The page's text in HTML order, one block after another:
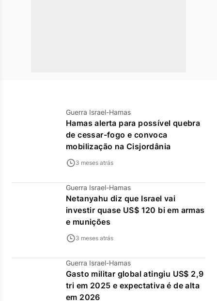
Guerra Israel-Hamas
Hamas alerta para possível quebra
de cessar-fogo e convoca
mobilização na Cisjordânia
3 meses atrás
Guerra Israel-Hamas
Netanyahu diz que Israel vai
investir quase US$ 120 bi em armas
e munições
3 meses atrás
Guerra Israel-Hamas
Gasto militar global atingiu US$ 2,9
tri em 2025 e expectativa é de alta
em 2026